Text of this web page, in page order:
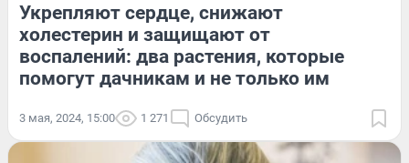
Укрепляют сердце, снижают
холестерин и защищают от
воспалений: два растения, которые
помогут дачникам и не только им
3 мая, 2024, 15:00 1 271 Обсудить